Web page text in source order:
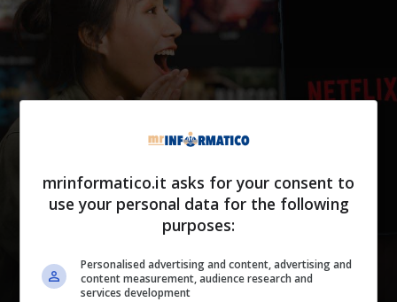
Hai mai notato questa
funzione ‘nascosta’ di
Netflix? Ti svolterà
completamente la vita
mrinformatico.it asks for your consent to
use your personal data for the following
purposes:
Personalised advertising and content, advertising and
content measurement, audience research and
services development